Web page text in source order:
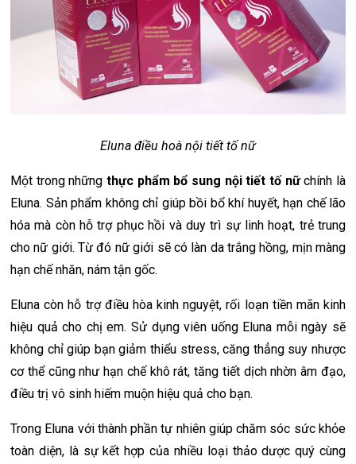
Eluna điều hoà nội tiết tố nữ
Một trong những thực phẩm bổ sung nội tiết tố nữchính là
Eluna. Sản phẩm không chỉ giúp bồi bổ khí huyết, hạn chế lão
hóa mà còn hỗ trợ phục hồi và duy trì sự linh hoạt, trẻ trung
cho nữ giới. Từ đó nữ giới sẽ có làn da trắng hồng, mịn màng
hạn chế nhăn, nám tận gốc.
Eluna còn hỗ trợ điều hòa kinh nguyệt, rối loạn tiền mãn kinh
hiệu quả cho chị em. Sử dụng viên uống Eluna mỗi ngày sẽ
không chỉ giúp bạn giảm thiểu stress, căng thẳng suy nhược
cơ thể cũng như hạn chế khô rát, tăng tiết dịch nhờn âm đạo,
điều trị vô sinh hiếm muộn hiệu quả cho bạn.
Trong Eluna với thành phần tự nhiên giúp chăm sóc sức khỏe
toàn diện, là sự kết hợp của nhiều loại thảo dược quý cùng